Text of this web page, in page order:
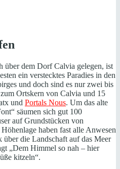
über dem Dorf Calvia gelegen, ist
ein verstecktes Paradies in den
und doch sind es nur zwei bis
Ortskern von Calvia und 15
und Portals Nous. Um das alte
säumen sich gut 100
auf Grundstücken von
haben fast alle Anwesen
die Landschaft auf das Meer
„Dem Himmel so nah – hier
kitzeln“.